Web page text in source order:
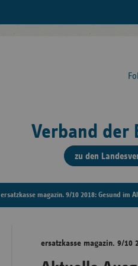
Verband der
zu den
ersatzkasse magazin. 9/10 2018: Gesund im
ersatzkasse magazin. 9/10